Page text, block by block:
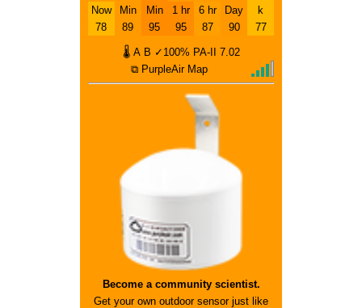
Now
78
Min
89
Min
95
1 hr
95
6 hr
87
Day
90
k
77
🌡 A B ✓100% PA-II
7.02
⧉ PurpleAir Map
Become a community scientist.
Get your own outdoor sensor just like